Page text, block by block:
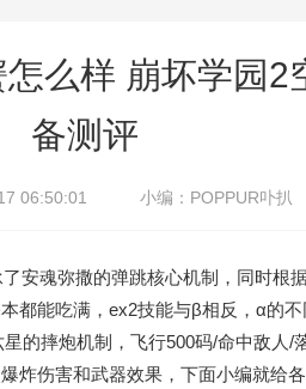
么样 崩坏学园2
备测评
06:50:01 小编： POPPUR卟扒
魂弥撒的弹跳核心机制，同时根
都能吃满，ex2技能与β相反，α的
的摔炮机制，飞行500码/命中敌人/
炸伤害和武器效果，下面小编就给